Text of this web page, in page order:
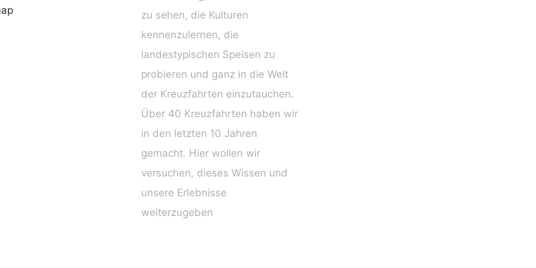
zu sehen, die Kulturen
kennenzulernen, die
landestypischen Speisen zu
probieren und ganz in die Welt
der Kreuzfahrten einzutauchen.
Über 40 Kreuzfahrten haben wir
in den letzten 10 Jahren
gemacht. Hier wollen wir
versuchen, dieses Wissen und
unsere Erlebnisse
weiterzugeben